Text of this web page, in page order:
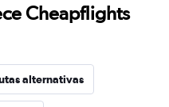
Cheapflights
alternativas